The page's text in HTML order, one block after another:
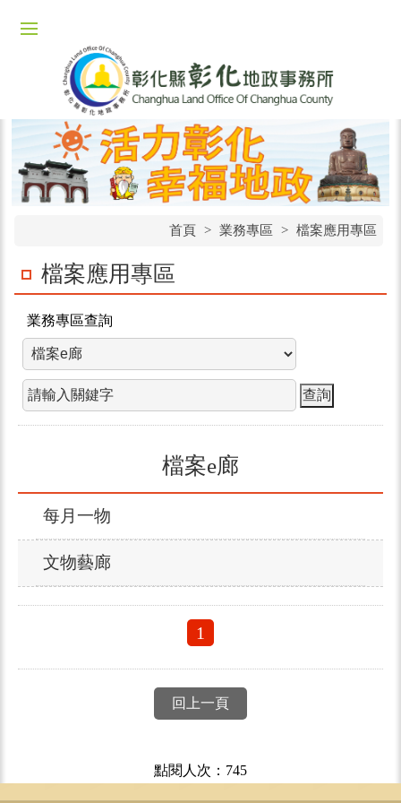
首頁 > 業務專區 > 檔案應用專區
檔案應用專區
業務專區查詢
檔案e廊
每月一物
文物藝廊
1
回上一頁
點閱人次：745